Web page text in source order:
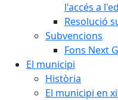
l'accés a
Resolució
Subvencions
Fons Next
El municipi
Història
El municipi en